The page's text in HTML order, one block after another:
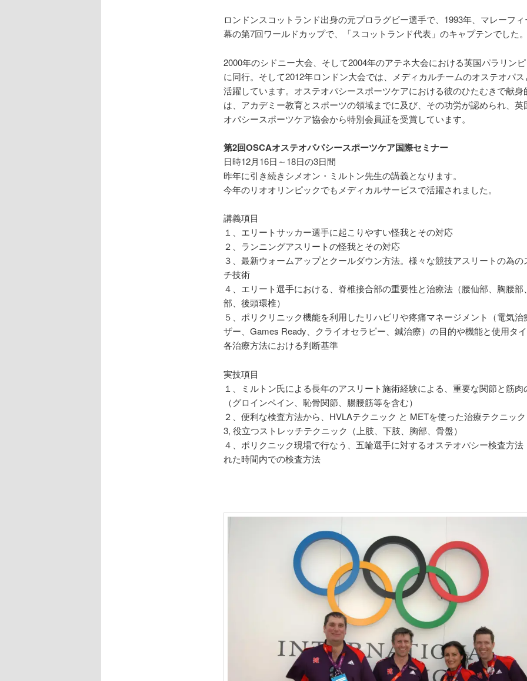
ロンドンスコットランド出身の元プロラグビー選手で、1993年、マレーフ
幕の第7回ワールドカップで、「スコットランド代表」のキャプテンでした
2000年のシドニー大会、そして2004年のアテネ大会における英国パラリン
に同行。そして2012年ロンドン大会では、メディカルチームのオステオパ
活躍しています。オステオパシースポーツケアにおける彼のひたむきで献身
は、アカデミー教育とスポーツの領域までに及び、その功労が認められ、英
オパシースポーツケア協会から特別会員証を受賞しています。
第2回OSCAオステオパパシースポーツケア国際セミナー
日時12月16日～18日の3日間
昨年に引き続きシメオン・ミルトン先生の講義となります。
今年のリオオリンピックでもメディカルサービスで活躍されました。
講義項目
１、エリートサッカー選手に起こりやすい怪我とその対応
２、ランニングアスリートの怪我とその対応
３、最新ウォームアップとクールダウン方法。様々な競技アスリートの為の
チ技術
４、エリート選手における、脊椎接合部の重要性と治療法（腰仙部、胸腰部
部、後頭環椎）
５、ポリクリニック機能を利用したリハビリや疼痛マネージメント（電気治
ザー、Games Ready、クライオセラピー、鍼治療）の目的や機能と使用タ
各治療方法における判断基準
実技項目
１、ミルトン氏による長年のアスリート施術経験による、重要な関節と筋肉
（グロインペイン、恥骨関節、腸腰筋等を含む）
２、便利な検査方法から、HVLAテクニック と METを使った治療テクニック
3, 役立つストレッチテクニック（上肢、下肢、胸部、骨盤）
４、ポリクニック現場で行なう、五輪選手に対するオステオパシー検査方
れた時間内での検査方法